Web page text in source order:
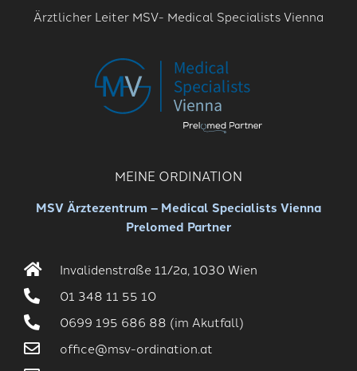
Ärztlicher Leiter MSV- Medical Specialists Vienna
MEINE ORDINATION
MSV Ärztezentrum – Medical Specialists Vienna
Prelomed Partner
Invalidenstraße 11/2a, 1030 Wien
01 348 11 55 10
0699 195 686 88 (im Akutfall)
office@msv-ordination.at